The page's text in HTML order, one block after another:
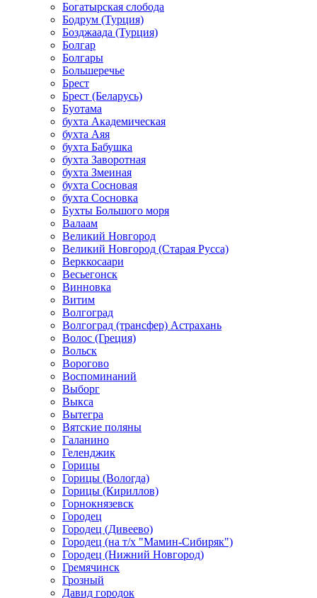
Богатырская слобода
Бодрум (Турция)
Бозджаада (Турция)
Болгар
Болгары
Большеречье
Брест
Брест (Беларусь)
Буотама
бухта Академическая
бухта Аяя
бухта Бабушка
бухта Заворотная
бухта Змеиная
бухта Сосновая
бухта Сосновка
Бухты Большого моря
Валаам
Великий Новгород
Великий Новгород (Старая Русса)
Верккосаари
Весьегонск
Винновка
Витим
Волгоград
Волгоград (трансфер) Астрахань
Волос (Греция)
Вольск
Ворогово
Воспоминаний
Выборг
Выкса
Вытегра
Вятские поляны
Галанино
Геленджик
Горицы
Горицы (Вологда)
Горицы (Кириллов)
Горнокнязевск
Городец
Городец (Дивеево)
Городец (на т/х "Мамин-Сибиряк")
Городец (Нижний Новгород)
Гремячинск
Грозный
Давид городок